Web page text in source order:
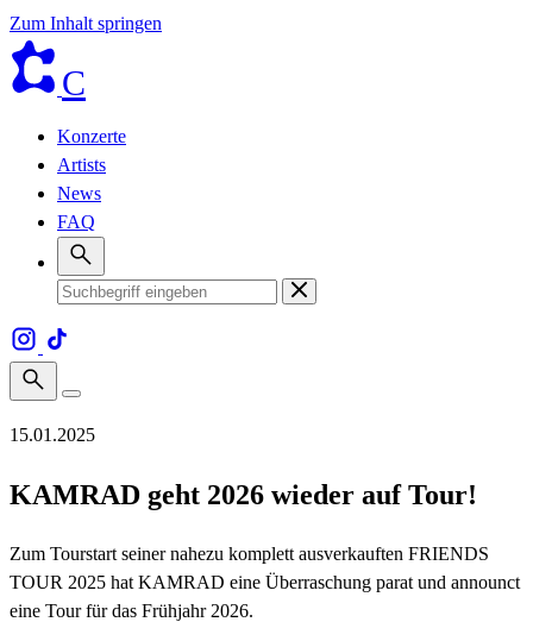
Zum Inhalt springen
C
Konzerte
Artists
News
FAQ
15.01.2025
KAMRAD geht 2026 wieder auf Tour!
Zum Tourstart seiner nahezu komplett ausverkauften FRIENDS
TOUR 2025 hat KAMRAD eine Überraschung parat und announct
eine Tour für das Frühjahr 2026.